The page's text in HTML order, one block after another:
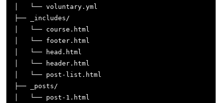
│   └── voluntary.yml
├── _includes/
│   └── course.html
│   └── footer.html
│   └── head.html
│   └── header.html
│   └── post-list.html
├── _posts/
│   └── post-1.html